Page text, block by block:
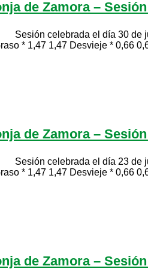
de Zamora – Sesión
celebrada el día 30
* 1,47 1,47 Desvieje * 0,66
de Zamora – Sesión
celebrada el día 23
* 1,47 1,47 Desvieje * 0,66
de Zamora – Sesión